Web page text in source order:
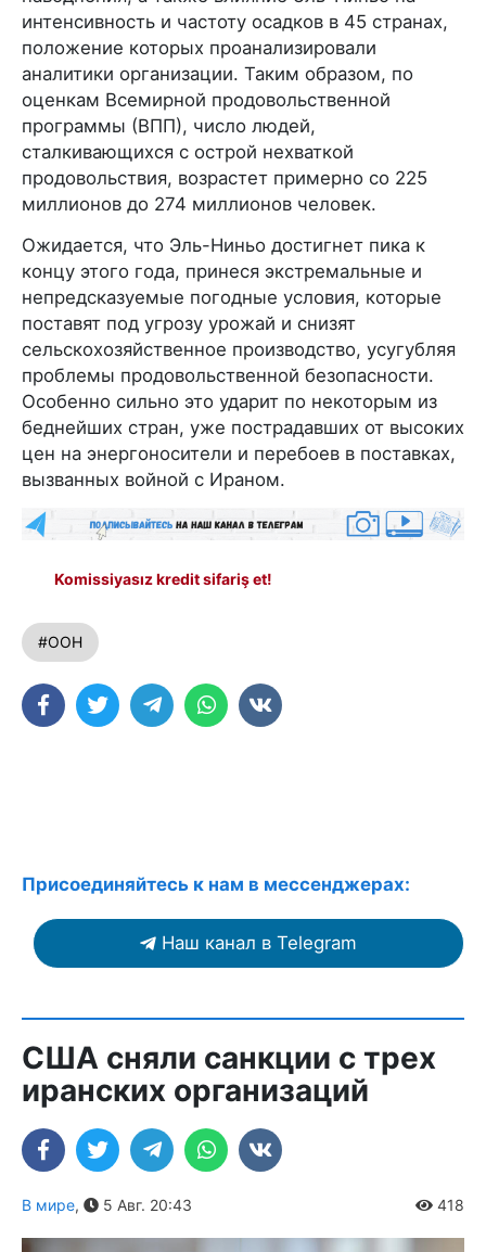
интенсивность и частоту осадков в 45 странах,
положение которых проанализировали
аналитики организации. Таким образом, по
оценкам Всемирной продовольственной
программы (ВПП), число людей,
сталкивающихся с острой нехваткой
продовольствия, возрастет примерно со 225
миллионов до 274 миллионов человек.
Ожидается, что Эль-Ниньо достигнет пика к
концу этого года, принеся экстремальные и
непредсказуемые погодные условия, которые
поставят под угрозу урожай и снизят
сельскохозяйственное производство, усугубляя
проблемы продовольственной безопасности.
Особенно сильно это ударит по некоторым из
беднейших стран, уже пострадавших от высоких
цен на энергоносители и перебоев в поставках,
вызванных войной с Ираном.
Komissiyasız kredit sifariş et!
#ООН
Присоединяйтесь к нам в мессенджерах:
Наш канал в Telegram
США сняли санкции с трех
иранских организаций
В мире, 5 Авг. 20:43 418